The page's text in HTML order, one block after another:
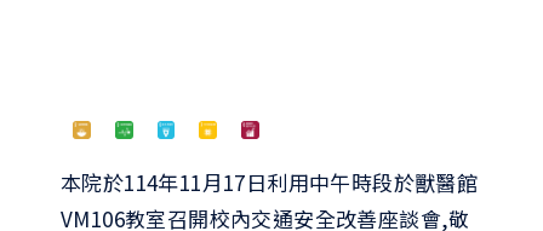
檔案下載
本院於114年11月17日利用中午時段於獸醫館
VM106教室召開校內交通安全改善座談會,敬